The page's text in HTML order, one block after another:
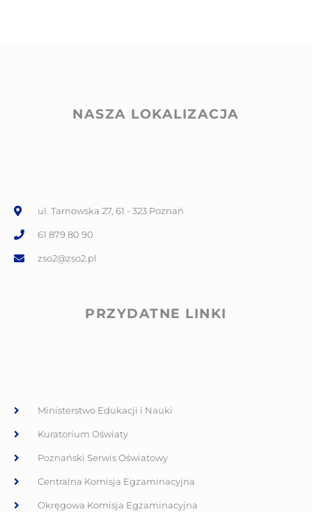
NASZA LOKALIZACJA
ul. Tarnowska 27, 61 - 323 Poznań
61 879 80 90
zso2@zso2.pl
PRZYDATNE LINKI
Ministerstwo Edukacji i Nauki
Kuratorium Oświaty
Poznański Serwis Oświatowy
Centralna Komisja Egzaminacyjna
Okręgowa Komisja Egzaminacyjna